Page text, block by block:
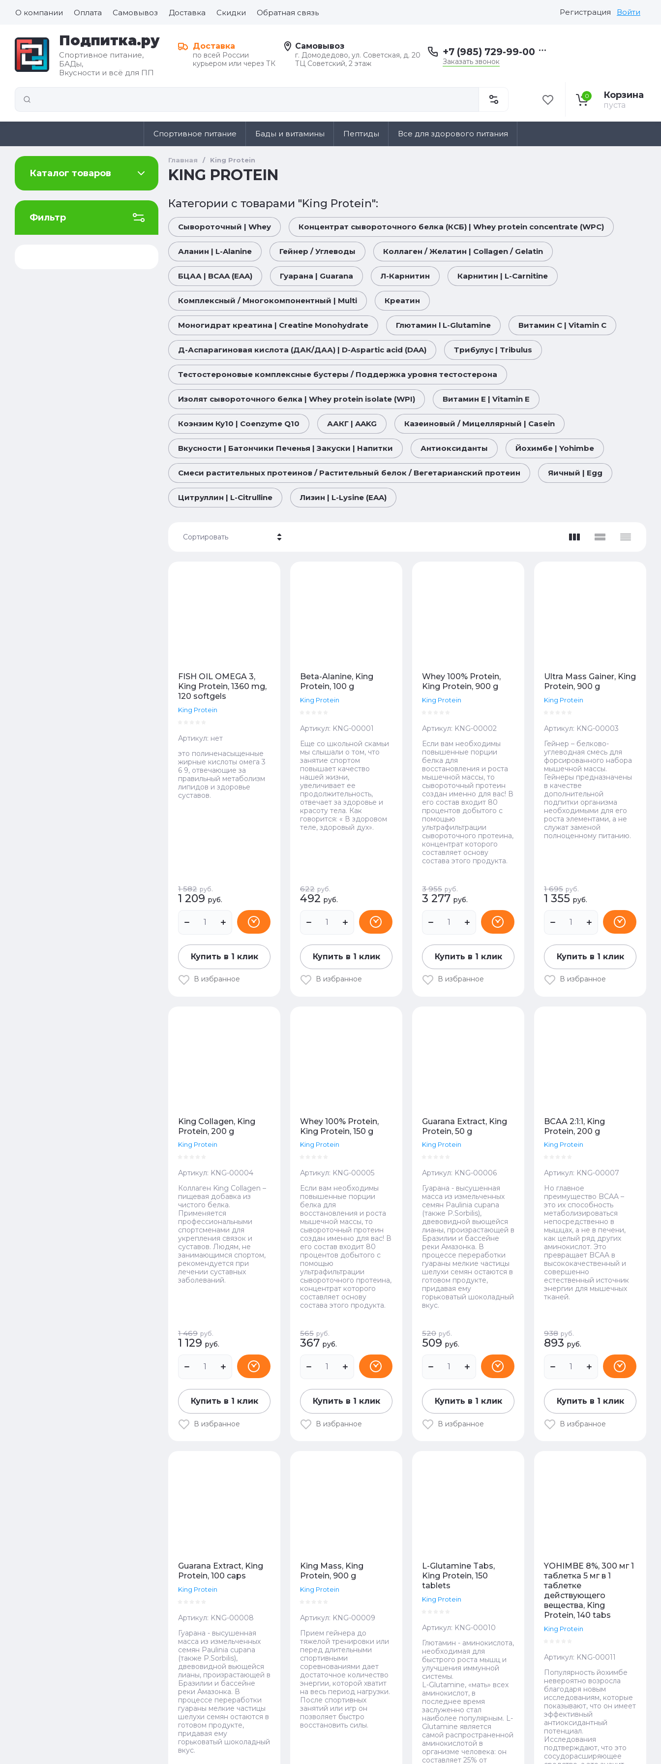
О компании Оплата Самовывоз Доставка Скидки Обратная связь Регистрация Войти
Подпитка.ру
Спортивное питание,
БАДы,
Вкусности и всё для ПП
Доставка
по всей России
курьером или через ТК
Самовывоз
г. Домодедово, ул. Советская, д. 20
ТЦ Советский, 2 этаж
+7 (985) 729-99-00
Заказать звонок
0 Корзина
пуста
Спортивное питание Бады и витамины Пептиды Все для здорового питания
Каталог товаров
Фильтр
Главная / King Protein
KING PROTEIN
Категории с товарами "King Protein":
Сывороточный | Whey Концентрат сывороточного белка (КСБ) | Whey protein concentrate (WPC)
Аланин | L-Alanine Гейнер / Углеводы Коллаген / Желатин | Collagen / Gelatin
БЦАА | BCAA (EAA) Гуарана | Guarana Л-Карнитин Карнитин | L-Carnitine
Комплексный / Многокомпонентный | Multi Креатин
Моногидрат креатина | Creatine Monohydrate Глютамин l L-Glutamine Витамин С | Vitamin C
Д-Аспарагиновая кислота (ДАК/ДАА) | D-Aspartic acid (DAA) Трибулус | Tribulus
Тестостероновые комплексные бустеры / Поддержка уровня тестостерона
Изолят сывороточного белка | Whey protein isolate (WPI) Витамин Е | Vitamin E
Коэнзим Ку10 | Coenzyme Q10 ААКГ | AAKG Казеиновый / Мицеллярный | Casein
Вкусности | Батончики Печенья | Закуски | Напитки Антиоксиданты Йохимбе | Yohimbe
Смеси растительных протеинов / Растительный белок / Вегетарианский протеин Яичный | Egg
Цитруллин | L-Citrulline Лизин | L-Lysine (EAA)
Сортировать
FISH OIL OMEGA 3,
King Protein, 1360 mg,
120 softgels
King Protein
Артикул: нет
это полиненасыщенные
жирные кислоты омега 3
6 9, отвечающие за
правильный метаболизм
липидов и здоровье
суставов.
1 582 руб.
1 209 руб.
Купить в 1 клик
В избранное
Beta-Alanine, King
Protein, 100 g
King Protein
Артикул: KNG-00001
Еще со школьной скамьи
мы слышали о том, что
занятие спортом
повышает качество
нашей жизни,
увеличивает ее
продолжительность,
отвечает за здоровье и
красоту тела. Как
говорится: « В здоровом
теле, здоровый дух».
622 руб.
492 руб.
Купить в 1 клик
В избранное
Whey 100% Protein,
King Protein, 900 g
King Protein
Артикул: KNG-00002
Если вам необходимы
повышенные порции
белка для
восстановления и роста
мышечной массы, то
сывороточный протеин
создан именно для вас! В
его состав входит 80
процентов добытого с
помощью
ультрафильтрации
сывороточного протеина,
концентрат которого
составляет основу
состава этого продукта.
3 955 руб.
3 277 руб.
Купить в 1 клик
В избранное
Ultra Mass Gainer, King
Protein, 900 g
King Protein
Артикул: KNG-00003
Гейнер – белково-
углеводная смесь для
форсированного набора
мышечной массы.
Гейнеры предназначены
в качестве
дополнительной
подпитки организма
необходимыми для его
роста элементами, а не
служат заменой
полноценному питанию.
1 695 руб.
1 355 руб.
Купить в 1 клик
В избранное
King Collagen, King
Protein, 200 g
King Protein
Артикул: KNG-00004
Коллаген King Collagen –
пищевая добавка из
чистого белка.
Применяется
профессиональными
спортсменами для
укрепления связок и
суставов. Людям, не
занимающимся спортом,
рекомендуется при
лечении суставных
заболеваний.
1 469 руб.
1 129 руб.
Купить в 1 клик
В избранное
Whey 100% Protein,
King Protein, 150 g
King Protein
Артикул: KNG-00005
Если вам необходимы
повышенные порции
белка для
восстановления и роста
мышечной массы, то
сывороточный протеин
создан именно для вас! В
его состав входит 80
процентов добытого с
помощью
ультрафильтрации
сывороточного протеина,
концентрат которого
составляет основу
состава этого продукта.
565 руб.
367 руб.
Купить в 1 клик
В избранное
Guarana Extract, King
Protein, 50 g
King Protein
Артикул: KNG-00006
Гуарана - высушенная
масса из измельченных
семян Paulinia cupana
(также P.Sorbilis),
двевовидной вьющейся
лианы, произрастающей в
Бразилии и бассейне
реки Амазонка. В
процессе переработки
гуараны мелкие частицы
шелухи семян остаются в
готовом продукте,
придавая ему
горьковатый шоколадный
вкус.
520 руб.
509 руб.
Купить в 1 клик
В избранное
BCAA 2:1:1, King
Protein, 200 g
King Protein
Артикул: KNG-00007
Но главное
преимущество BCAA –
это их способность
метаболизироваться
непосредственно в
мышцах, а не в печени,
как целый ряд других
аминокислот. Это
превращает BCAA в
высококачественный и
совершенно
естественный источник
энергии для мышечных
тканей.
938 руб.
893 руб.
Купить в 1 клик
В избранное
Guarana Extract, King
Protein, 100 caps
King Protein
Артикул: KNG-00008
Гуарана - высушенная
масса из измельченных
семян Paulinia cupana
(также P.Sorbilis),
двевовидной вьющейся
лианы, произрастающей в
Бразилии и бассейне
реки Амазонка. В
процессе переработки
гуараны мелкие частицы
шелухи семян остаются в
готовом продукте,
придавая ему
горьковатый шоколадный
вкус.
King Mass, King
Protein, 900 g
King Protein
Артикул: KNG-00009
Прием гейнера до
тяжелой тренировки или
перед длительными
спортивными
соревнованиями дает
достаточное количество
энергии, которой хватит
на весь период нагрузки.
После спортивных
занятий или игр он
позволяет быстро
восстановить силы.
L-Glutamine Tabs,
King Protein, 150
tablets
King Protein
Артикул: KNG-00010
Глютамин - аминокислота,
необходимая для
быстрого роста мышц и
улучшения иммунной
системы.
L-Glutamine, «мать» всех
аминокислот, в
последнее время
заслуженно стал
наиболее популярным. L-
Glutamine является
самой распространенной
аминокислотой в
организме человека: он
составляет 25% от
YOHIMBE 8%, 300 мг 1
таблетка 5 мг в 1
таблетке
действующего
вещества, King
Protein, 140 tabs
King Protein
Артикул: KNG-00011
Популярность йохимбе
невероятно возросла
благодаря новым
исследованиям, которые
показывают, что он имеет
эффективный
антиоксидантный
потенциал.
Исследования
подтверждают, что это
сосудорасширяющее
Все для
здорового
питания